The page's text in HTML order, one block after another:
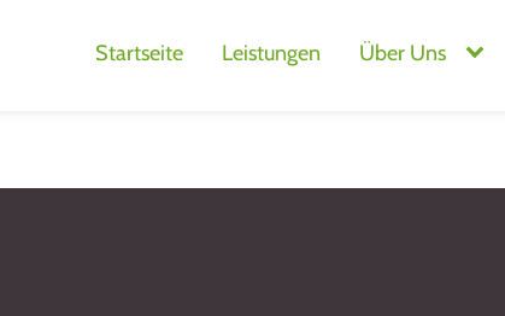
Startseite Leistungen Über Uns